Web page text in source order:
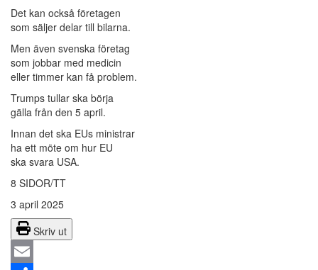
Det kan också företagen
som säljer delar till bilarna.
Men även svenska företag
som jobbar med medicin
eller timmer kan få problem.
Trumps tullar ska börja
gälla från den 5 april.
Innan det ska EUs ministrar
ha ett möte om hur EU
ska svara USA.
8 SIDOR/TT
3 april 2025
Skriv ut